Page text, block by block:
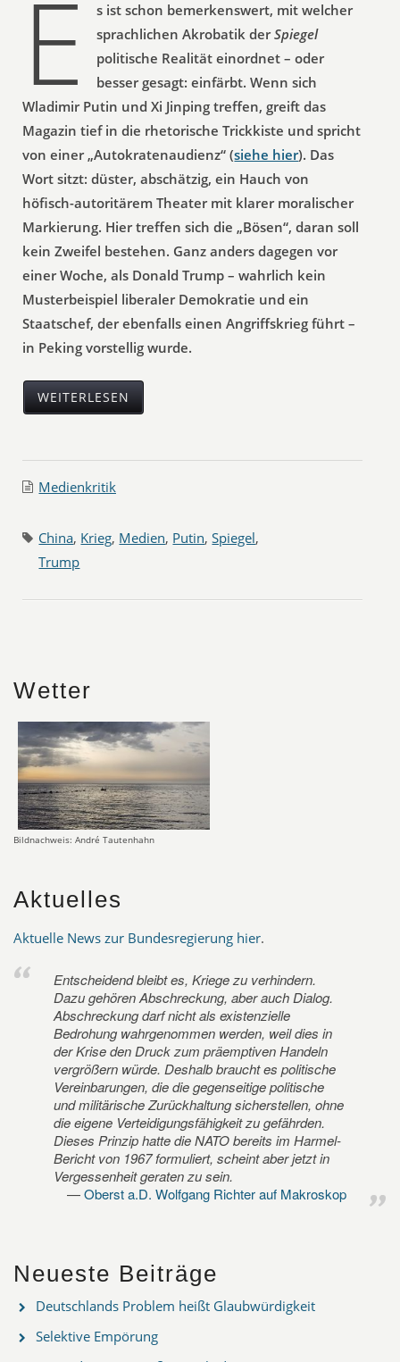
E
s ist schon bemerkenswert, mit welcher
sprachlichen Akrobatik derSpiegel
politische Realität einordnet – oder
besser gesagt: einfärbt. Wenn sich
Wladimir Putin und Xi Jinping treffen, greift das
Magazin tief in die rhetorische Trickkiste und spricht
von einer „Autokratenaudienz“ (siehe hier). Das
Wort sitzt: düster, abschätzig, ein Hauch von
höfisch-autoritärem Theater mit klarer moralischer
Markierung. Hier treffen sich die „Bösen“, daran soll
kein Zweifel bestehen. Ganz anders dagegen vor
einer Woche, als Donald Trump – wahrlich kein
Musterbeispiel liberaler Demokratie und ein
Staatschef, der ebenfalls einen Angriffskrieg führt –
in Peking vorstellig wurde.
WEITERLESEN
Medienkritik
China, Krieg, Medien, Putin,Spiegel,
Trump
Wetter
Bildnachweis: André Tautenhahn
Aktuelles
Aktuelle News zur Bundesregierung hier.
Entscheidend bleibt es, Kriege zu verhindern.
Dazu gehören Abschreckung, aber auch Dialog.
Abschreckung darf nicht als existenzielle
Bedrohung wahrgenommen werden, weil dies in
der Krise den Druck zum präemptiven Handeln
vergrößern würde. Deshalb braucht es politische
Vereinbarungen, die die gegenseitige politische
und militärische Zurückhaltung sicherstellen, ohne
die eigene Verteidigungsfähigkeit zu gefährden.
Dieses Prinzip hatte die NATO bereits im Harmel-
Bericht von 1967 formuliert, scheint aber jetzt in
Vergessenheit geraten zu sein.
Oberst a.D. Wolfgang Richter auf Makroskop
Neueste Beiträge
Deutschlands Problem heißt Glaubwürdigkeit
Selektive Empörung